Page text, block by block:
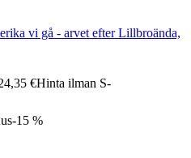
vi gå - arvet efter Lillbroända,
€Hinta ilman S-
-15 %